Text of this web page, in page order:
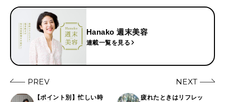
Hanako 週末美容
連載一覧を見る
PREV
【ポイント別】忙しい時
NEXT
疲れたときはリフレッ